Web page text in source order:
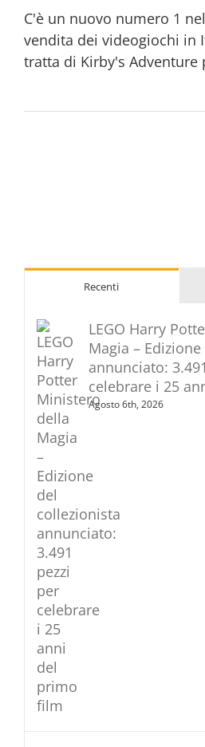
C'è un nuovo numero 1
vendita dei videogiochi in
tratta di Kirby's Adventure
Recenti
LEGO Harry
Magia –
annunciato:
celebrare i 25
Agosto 6th, 2026